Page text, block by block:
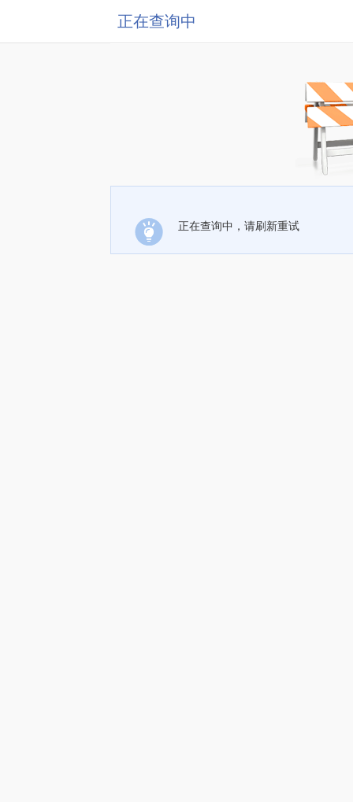
正在查询中
正在查询中，请刷新重试